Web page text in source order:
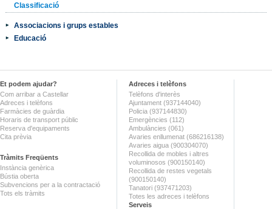
Classificació
Associacions i grups estables
Educació
Et podem ajudar?
Com arribar a Castellar
Adreces i telèfons
Farmàcies de guàrdia
Horaris de transport públic
Reserva d'equipaments
Cita prèvia
Tràmits Freqüents
Instància genèrica
Bústia oberta
Subvencions per a la contractació
Tots els tràmits
Adreces i telèfons
Telèfons d'interès
Ajuntament (937144040)
Policia (937144830)
Emergències (112)
Ambulàncies (061)
Avaries enllumenat (686216138)
Avaries aigua (900304070)
Recollida de mobles i altres
voluminosos (900150140)
Recollida de restes vegetals
(900150140)
Tanatori (937471203)
Totes les adreces i telèfons
Serveis